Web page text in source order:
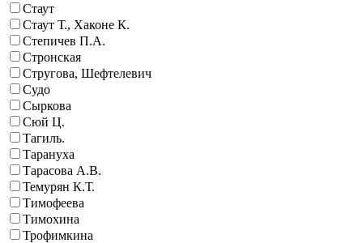
Стаут
Стаут Т., Хаконе К.
Степичев П.А.
Стронская
Стругова, Шефтелевич
Судо
Сыркова
Сюй Ц.
Тагиль.
Тарануха
Тарасова А.В.
Темурян К.Т.
Тимофеева
Тимохина
Трофимкина